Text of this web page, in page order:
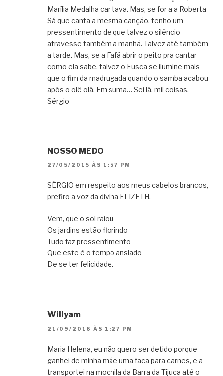
Marília Medalha cantava. Mas, se for a a Roberta
Sá que canta a mesma canção, tenho um
pressentimento de que talvez o silêncio
atravesse também a manhã. Talvez até também
a tarde. Mas, se a Fafá abrir o peito pra cantar
como ela sabe, talvez o Fusca se ilumine mais
que o fim da madrugada quando o samba acabou
após o olê olá. Em suma… Sei lá, mil coisas.
Sérgio
NOSSO MEDO
27/05/2015 ÀS 1:57 PM
SÉRGIO em respeito aos meus cabelos brancos,
prefiro a voz da divina ELIZETH.
Vem, que o sol raiou
Os jardins estão florindo
Tudo faz pressentimento
Que este é o tempo ansiado
De se ter felicidade.
Willyam
21/09/2016 ÀS 1:27 PM
Maria Helena, eu não quero ser detido porque
ganhei de minha mãe uma faca para carnes, e a
transportei na mochila da Barra da Tijuca até o